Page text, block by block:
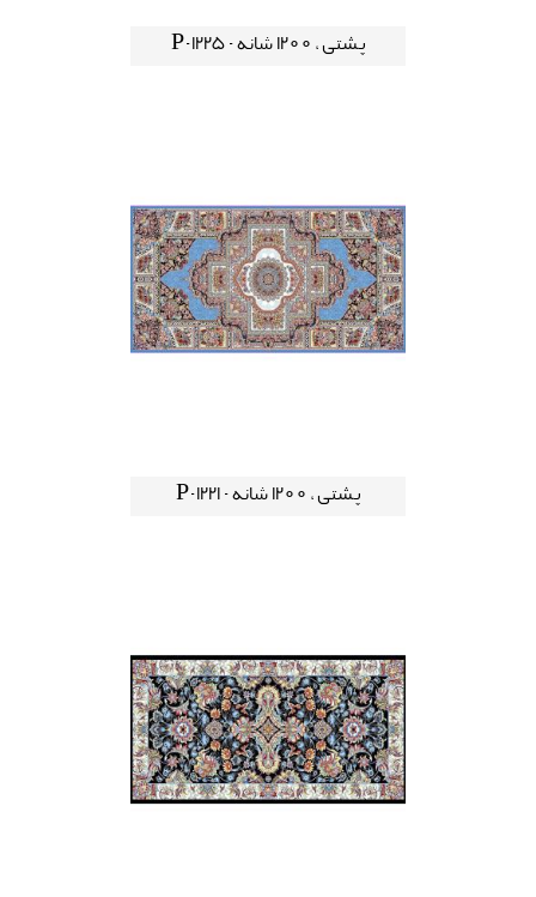
پشتی ، 1200 شانه - P-1225
پشتی ، 1200 شانه - P-1221